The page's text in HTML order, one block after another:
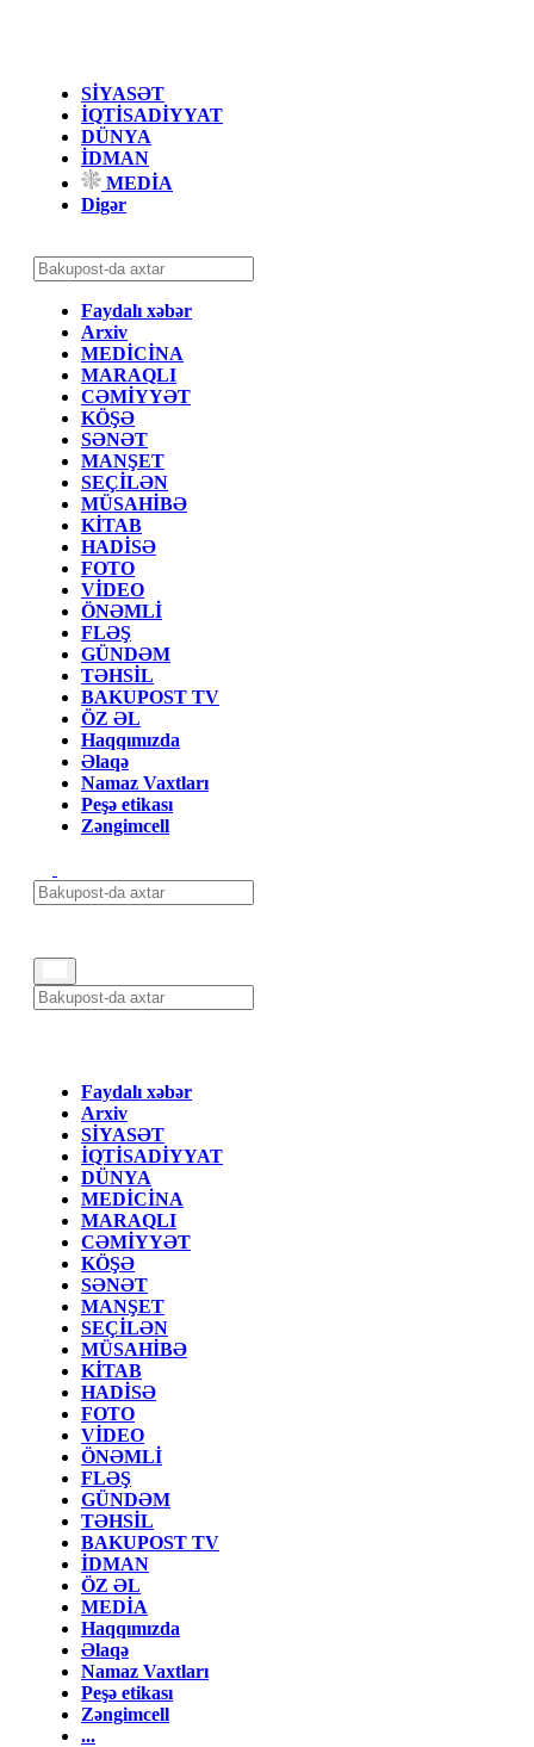
SİYASƏT
İQTİSADİYYAT
DÜNYA
İDMAN
MEDİA
Digər
Faydalı xəbər
Arxiv
MEDİCİNA
MARAQLI
CƏMİYYƏT
KÖŞƏ
SƏNƏT
MANŞET
SEÇİLƏN
MÜSAHİBƏ
KİTAB
HADİSƏ
FOTO
VİDEO
ÖNƏMLİ
FLƏŞ
GÜNDƏM
TƏHSİL
BAKUPOST TV
ÖZ ƏL
Haqqımızda
Əlaqə
Namaz Vaxtları
Peşə etikası
Zəngimcell
Faydalı xəbər
Arxiv
SİYASƏT
İQTİSADİYYAT
DÜNYA
MEDİCİNA
MARAQLI
CƏMİYYƏT
KÖŞƏ
SƏNƏT
MANŞET
SEÇİLƏN
MÜSAHİBƏ
KİTAB
HADİSƏ
FOTO
VİDEO
ÖNƏMLİ
FLƏŞ
GÜNDƏM
TƏHSİL
BAKUPOST TV
İDMAN
ÖZ ƏL
MEDİA
Haqqımızda
Əlaqə
Namaz Vaxtları
Peşə etikası
Zəngimcell
...